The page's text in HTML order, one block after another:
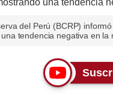
del Perú (BCRP)
tendencia negativa en la